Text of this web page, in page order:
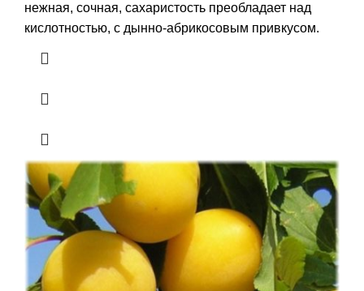
нежная, сочная, сахаристость преобладает над
кислотностью, с дынно-абрикосовым привкусом.